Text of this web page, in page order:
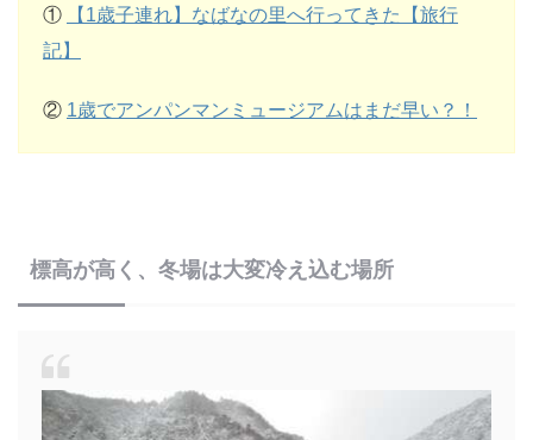
①
【1歳子連れ】なばなの里へ行ってきた【旅行
記】
② 1歳でアンパンマンミュージアムはまだ早い？！
標高が高く、冬場は大変冷え込む場所